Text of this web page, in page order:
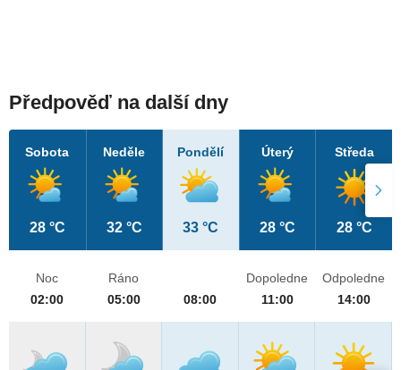
Předpověď na další dny
Sobota
28 °C
Neděle
32 °C
Pondělí
33 °C
Úterý
28 °C
Středa
28 °C
Noc
02:00
Ráno
05:00
08:00
Dopoledne
11:00
Odpoledne
14:00